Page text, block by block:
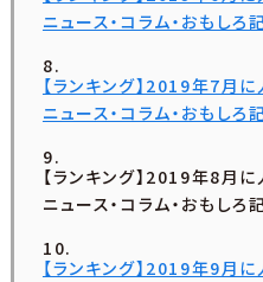
ニュース・コラム・おもしろ
【ランキング】2019年7月
ニュース・コラム・おもしろ
【ランキング】2019年8月
ニュース・コラム・おもしろ
【ランキング】2019年9月